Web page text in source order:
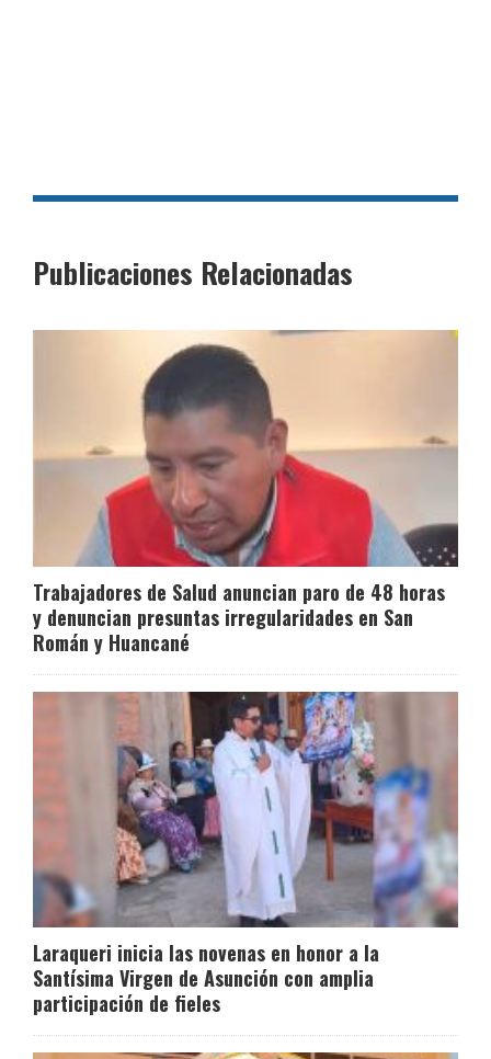
Publicaciones Relacionadas
Trabajadores de Salud anuncian paro de 48 horas
y denuncian presuntas irregularidades en San
Román y Huancané
Laraqueri inicia las novenas en honor a la
Santísima Virgen de Asunción con amplia
participación de fieles